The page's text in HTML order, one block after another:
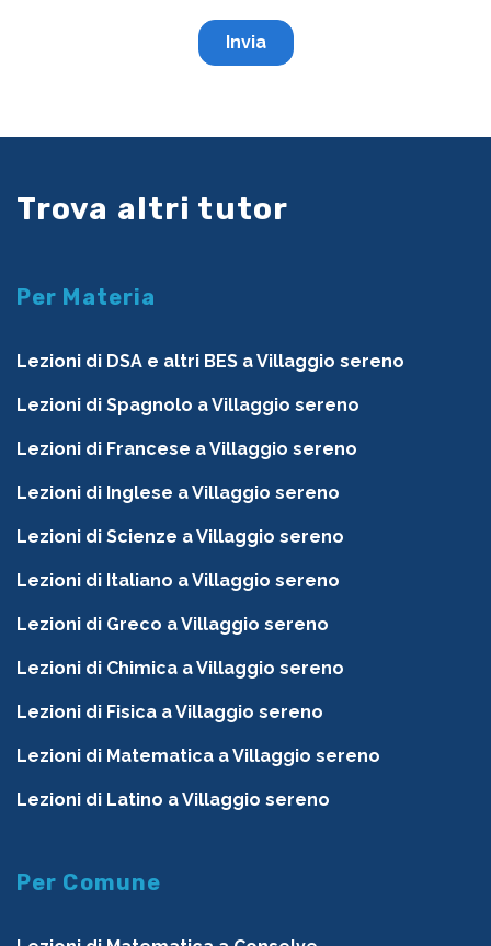
Trova altri tutor
Per Materia
Lezioni di DSA e altri BES a Villaggio sereno
Lezioni di Spagnolo a Villaggio sereno
Lezioni di Francese a Villaggio sereno
Lezioni di Inglese a Villaggio sereno
Lezioni di Scienze a Villaggio sereno
Lezioni di Italiano a Villaggio sereno
Lezioni di Greco a Villaggio sereno
Lezioni di Chimica a Villaggio sereno
Lezioni di Fisica a Villaggio sereno
Lezioni di Matematica a Villaggio sereno
Lezioni di Latino a Villaggio sereno
Per Comune